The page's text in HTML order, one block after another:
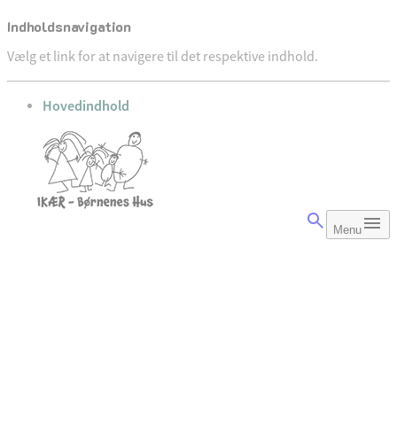
Indholdsnavigation
Vælg et link for at navigere til det respektive indhold.
gå til
Hovedindhold
Menu